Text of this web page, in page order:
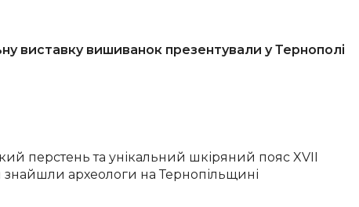
виставку вишиванок презентували у Тернополі
перстень та унікальний шкіряний пояс XVII
знайшли археологи на Тернопільщині